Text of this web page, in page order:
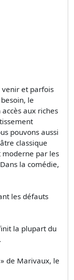
venir et parfois
le
aux riches
pouvons aussi
classique
par les
la comédie,
les défauts
la plupart du
de Marivaux, le